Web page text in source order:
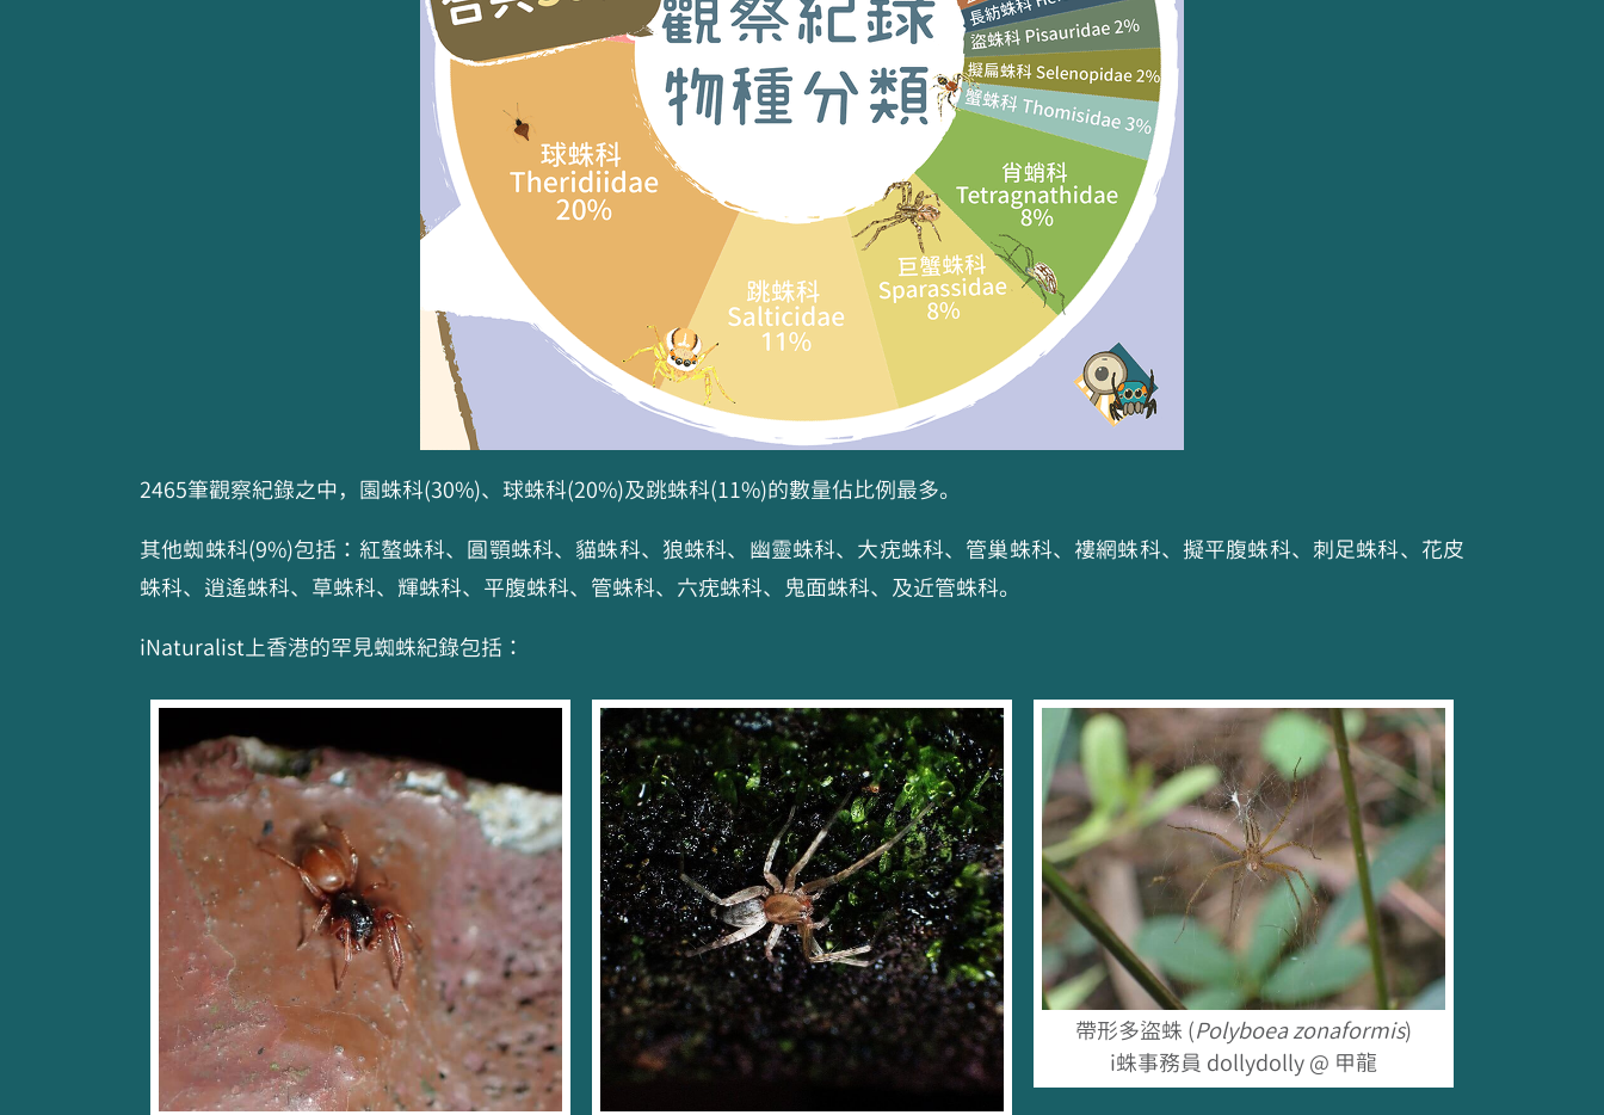
2465筆觀察紀錄之中，園蛛科(30%)、球蛛科(20%)及跳蛛科(11%)的數量佔比例最多。
其他蜘蛛科(9%)包括：紅螯蛛科、圓顎蛛科、貓蛛科、狼蛛科、幽靈蛛科、大疣蛛科、管巢蛛科、褸網蛛科、擬平腹蛛科、刺足蛛科、花皮
蛛科、逍遙蛛科、草蛛科、輝蛛科、平腹蛛科、管蛛科、六疣蛛科、鬼面蛛科、及近管蛛科。
iNaturalist上香港的罕見蜘蛛紀錄包括：
帶形多盜蛛 (Polyboea zonaformis)
i蛛事務員 dollydolly @ 甲龍